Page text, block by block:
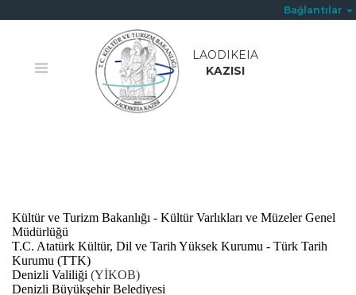
Bağlantılar
LAODIKEIA
KAZISI
Kültür ve Turizm Bakanlığı - Kültür Varlıkları ve Müzeler Genel
Müdürlüğü
T.C. Atatürk Kültür, Dil ve Tarih Yüksek Kurumu - Türk Tarih
Kurumu (TTK)
Denizli Valiliği (YİKOB)
Denizli Büyükşehir Belediyesi